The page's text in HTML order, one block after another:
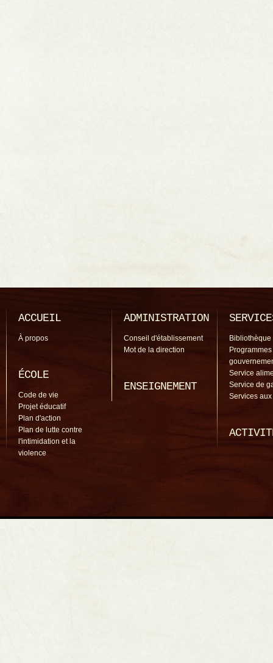
ACCUEIL
À propos
ÉCOLE
Code de vie
Projet éducatif
Plan d'action
Plan de lutte contre
l'intimidation et la
violence
ADMINISTRATION
Conseil d'établissement
Mot de la direction
ENSEIGNEMENT
Bibliothèque
Programmes
Service
Service de
Services